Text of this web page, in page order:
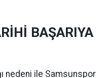
BAŞARIYA
nedeni ile Samsunspor